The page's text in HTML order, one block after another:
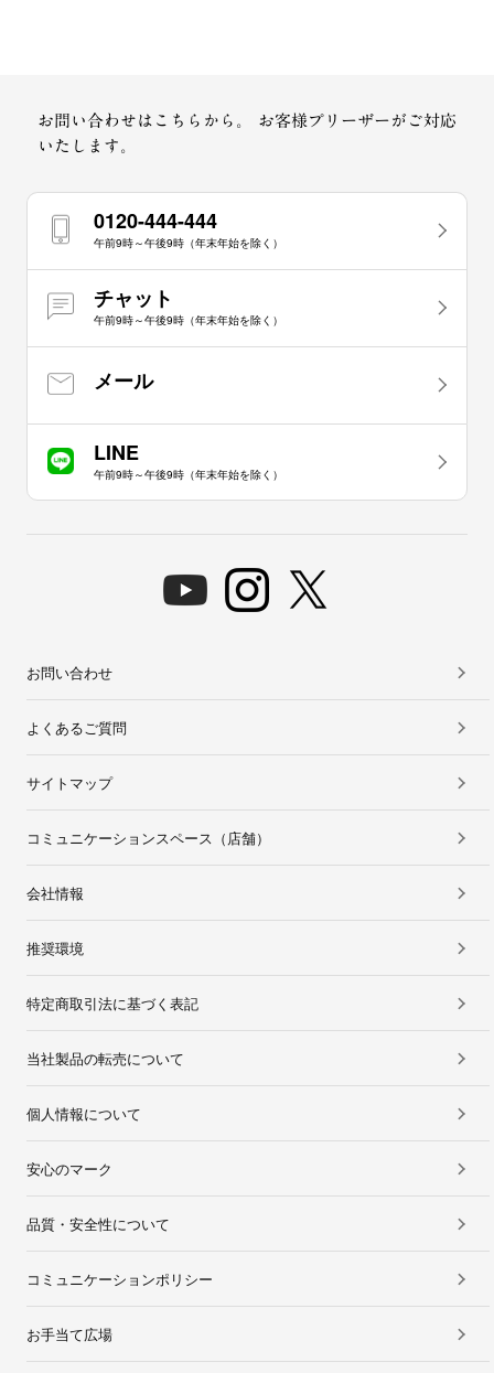
お問い合わせはこちらから。
お客様プリーザーがご対応
いたします。
0120-444-444
午前9時～午後9時（年末年始を除く）
チャット
午前9時～午後9時（年末年始を除く）
メール
LINE
午前9時～午後9時（年末年始を除く）
お問い合わせ
よくあるご質問
サイトマップ
コミュニケーションスペース（店舗）
会社情報
推奨環境
特定商取引法に基づく表記
当社製品の転売について
個人情報について
安心のマーク
品質・安全性について
コミュニケーションポリシー
お手当て広場